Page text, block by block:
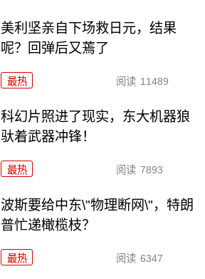
美利坚亲自下场救日元，结果
呢？回弹后又蔫了
最热 阅读 11489
科幻片照进了现实，东大机器狼
驮着武器冲锋！
最热 阅读 7893
波斯要给中东\"物理断网\"，特朗
普忙递橄榄枝？
最热 阅读 6347